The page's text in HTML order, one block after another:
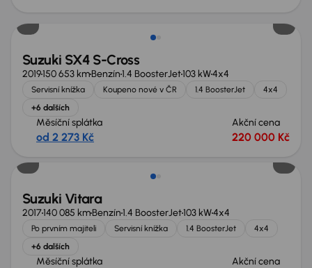
Suzuki SX4 S-Cross
2019150 653 kmBenzín1.4 BoosterJet103 kW4x4
Servisní knížka Koupeno nové v ČR 1.4 BoosterJet
4x4
+6 dalších
Měsíční splátka
od 2 273 Kč
Akční cena
220 000 Kč
Suzuki Vitara
2017140 085 kmBenzín1.4 BoosterJet103 kW4x4
Po prvním majiteli Servisní knížka 1.4 BoosterJet
4x4
+6 dalších
Měsíční splátka Akční cena